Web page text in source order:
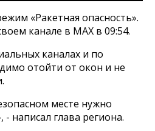
«Ракетная опасность».
канале в МАХ в 09:54.
каналах и по
отойти от окон и не
месте нужно
написал глава региона.